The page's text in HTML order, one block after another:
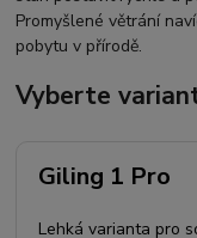
Promyšlené větrání
pobytu v přírodě.
Vyberte
Giling 1 Pro
Lehká varianta pro